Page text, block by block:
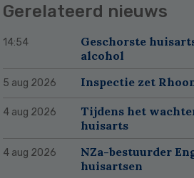
Gerelateerd nieuws
14:54
Geschorste
alcohol
5 aug 2026 Inspectie zet
4 aug 2026
Tijdens het
huisarts
4 aug 2026
NZa-bestuurder
huisartsen